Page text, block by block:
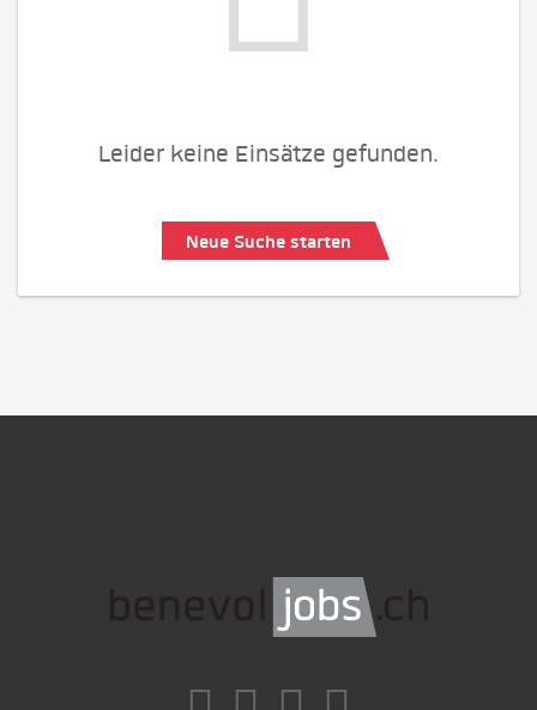
Leider keine Einsätze gefunden.
Neue Suche starten